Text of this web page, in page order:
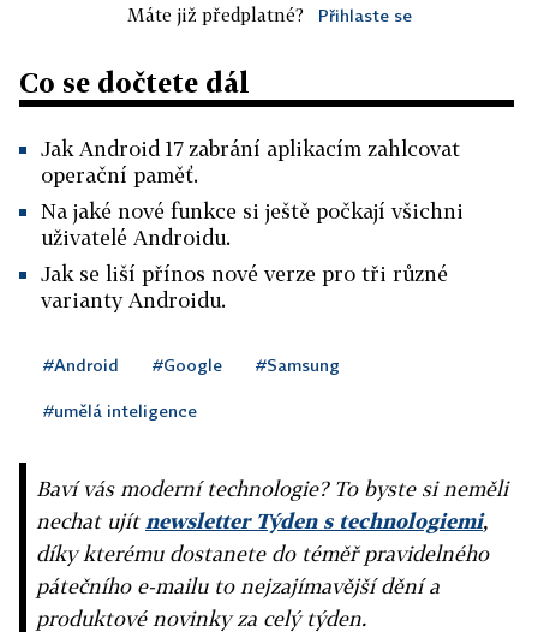
Máte již předplatné? Přihlaste se
Co se dočtete dál
Jak Android 17 zabrání aplikacím zahlcovat
operační paměť.
Na jaké nové funkce si ještě počkají všichni
uživatelé Androidu.
Jak se liší přínos nové verze pro tři různé
varianty Androidu.
#Android #Google #Samsung
#umělá inteligence
Baví vás moderní technologie? To byste si neměli
nechat ujít newsletter Týden s technologiemi,
díky kterému dostanete do téměř pravidelného
pátečního e-mailu to nejzajímavější dění a
produktové novinky za celý týden.